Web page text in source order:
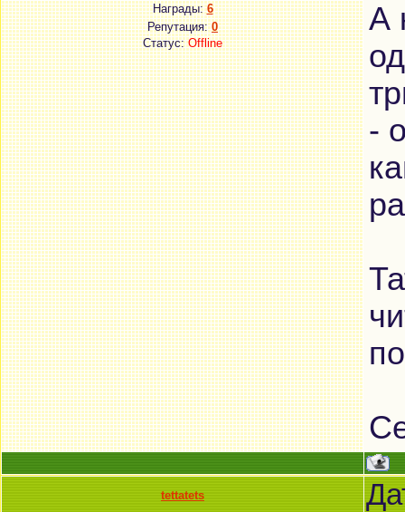
Награды:6
Репутация:0
Статус:Offline
А
-
tettatets